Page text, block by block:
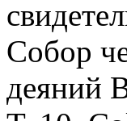
Собор
деяний